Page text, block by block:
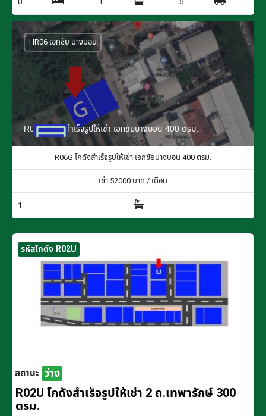
R06G โกดังสำเร็จรูปให้เช่า เอกชัยบางบอน 400 ตรม.
HR06 เอกชัย บางบอน
R06G โกดังสำเร็จรูปให้เช่า เอกชัยบางบอน 400 ตรม.
เช่า 52000 บาท / เดือน
1
รหัสโกดัง R02U
สถานะ ว่าง
R02U โกดังสำเร็จรูปให้เช่า 2 ถ.เทพารักษ์ 300
ตรม.